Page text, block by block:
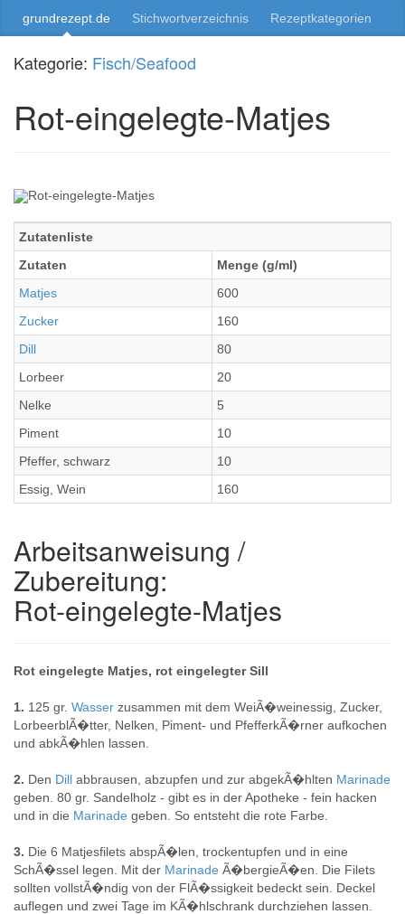
grundrezept.de Stichwortverzeichnis Rezeptkategorien
Kategorie: Fisch/Seafood
Rot-eingelegte-Matjes
Zutatenliste
Zutaten
Menge (g/ml)
Matjes
600
Zucker
160
Dill
80
Lorbeer
20
Nelke
5
Piment
10
Pfeffer, schwarz
10
Essig, Wein
160
Arbeitsanweisung /
Zubereitung:
Rot-eingelegte-Matjes
Rot eingelegte Matjes, rot eingelegter Sill
1. 125 gr. Wasser zusammen mit dem WeiÃ�weinessig, Zucker,
LorbeerblÃ�tter, Nelken, Piment- und PfefferkÃ�rner aufkochen
und abkÃ�hlen lassen.
2. Den Dill abbrausen, abzupfen und zur abgekÃ�hlten Marinade
geben. 80 gr. Sandelholz - gibt es in der Apotheke - fein hacken
und in die Marinade geben. So entsteht die rote Farbe.
3. Die 6 Matjesfilets abspÃ�len, trockentupfen und in eine
SchÃ�ssel legen. Mit der Marinade Ã�bergieÃ�en. Die Filets
sollten vollstÃ�ndig von der FlÃ�ssigkeit bedeckt sein. Deckel
auflegen und zwei Tage im KÃ�hlschrank durchziehen lassen.